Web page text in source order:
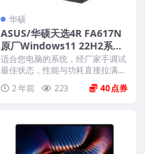
华硕
ASUS/华硕天选4R FA617N
原厂Windows11 22H2系统
无一键还原 非工厂模式
适合您电脑的系统，经厂家手调试
最佳状态，性能与功耗直接拉满，
2 年前 223 40